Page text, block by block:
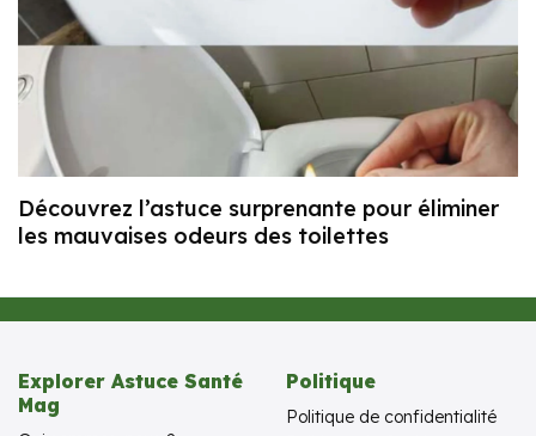
Découvrez l’astuce surprenante pour éliminer
les mauvaises odeurs des toilettes
Explorer Astuce Santé
Mag
Politique
Politique de confidentialité